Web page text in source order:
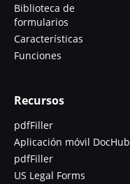
Biblioteca de
formularios
Características
Funciones
Recursos
pdfFiller
Aplicación móvil DocHub
pdfFiller
US Legal Forms